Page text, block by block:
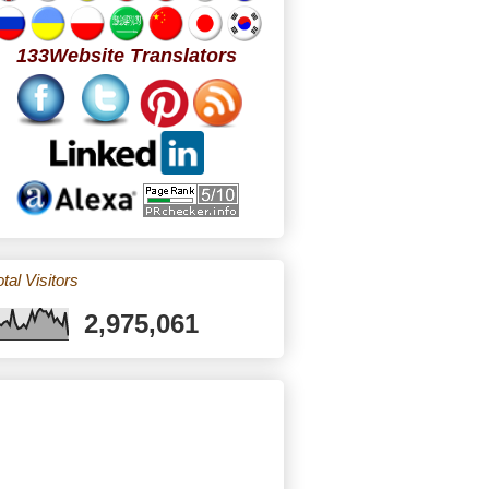
133Website Translators
Visitors
2,975,061